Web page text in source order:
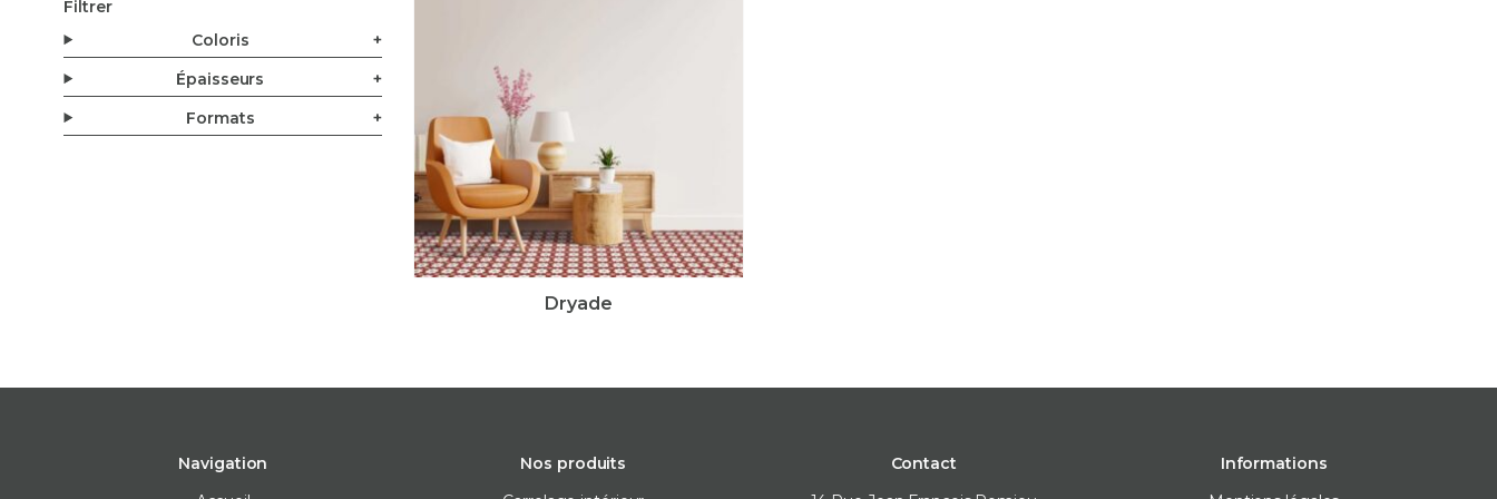
Filtrer
Coloris
Épaisseurs
Formats
Dryade
Navigation
Nos produits
Contact
Informations